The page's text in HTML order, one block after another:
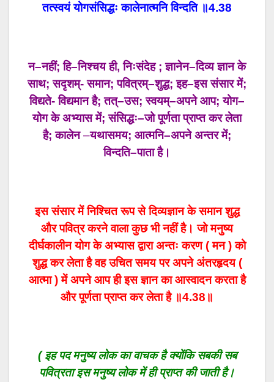
तत्स्वयं योगसंसिद्धः कालेनात्मनि विन्दति ॥4.38
न–नहीं;हि–निश्चय ही, निःसंदेह;ज्ञानेन–दिव्य ज्ञान के
साथ;सदृशम्- समान;पवित्रम्–शुद्ध;इह–इस संसार में;
विद्यते- विद्यमान है;तत्–उस;स्वयम्–अपने आप;योग–
योग के अभ्यास में;संसिद्धः–जो पूर्णता प्राप्त कर लेता
है;कालेन–यथासमय; आत्मनि–अपने अन्तर में;
विन्दति–पाता है।
इस संसार में निश्चित रूप से दिव्यज्ञान के समान शुद्ध
और पवित्र करने वाला कुछ भी नहीं है। जो मनुष्य
दीर्घकालीन योग के अभ्यास द्वारा अन्तः करण ( मन ) को
शुद्ध कर लेता है वह उचित समय पर अपने अंतरहृदय (
आत्मा ) में अपने आप ही इस ज्ञान का आस्वादन करता है
और पूर्णता प्राप्त कर लेता है ॥4.38 ॥
( इह पद मनुष्य लोक का वाचक है क्योंकि सबकी सब
पवित्रता इस मनुष्य लोक में ही प्राप्त की जाती है।